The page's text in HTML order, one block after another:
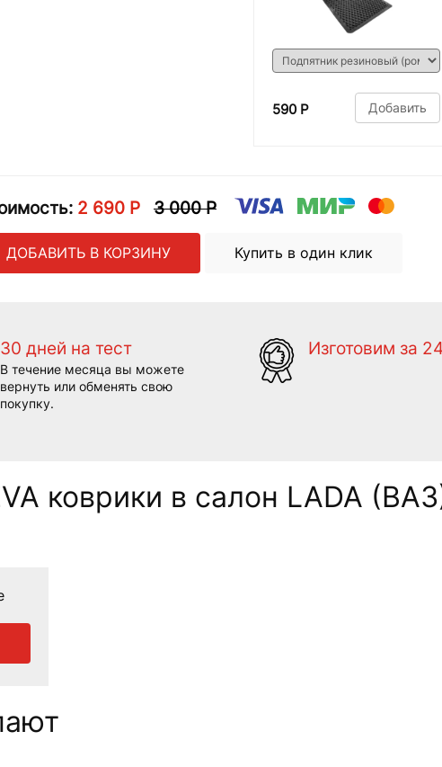
590 Р Добавить
2 690 Р 3 000 Р
ДОБАВИТЬ В КОРЗИНУ Купить в один клик
30 дней на тест
В течение месяца вы можете
вернуть или обменять свою
покупку.
Изготовим за
коврики в салон LADA